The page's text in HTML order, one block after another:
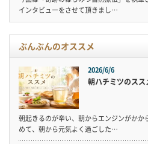
インタビューをさせて頂きまし…
ぶんぶんのオススメ
2026/6/6
朝ハチミツのスス
朝起きるのが辛い、朝からエンジンがか
めて、朝から元気よく過ごした…